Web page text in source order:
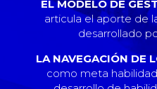
EL MODELO DE
articula el aporte de
desarrollado
LA NAVEGACIÓN DE
como meta